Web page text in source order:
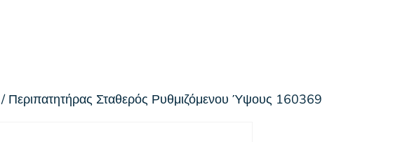
/ Περιπατητήρας Σταθερός Ρυθμιζόμενου Ύψους 160369